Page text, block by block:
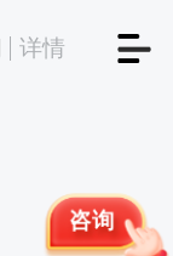
详情
咨询